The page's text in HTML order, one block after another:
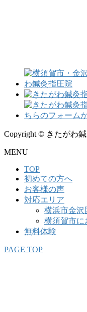
Copyright © きたがわ
MENU
TOP
初めての方へ
お客様の声
対応エリア
横浜市金沢
横須賀市に
無料体験
PAGE TOP